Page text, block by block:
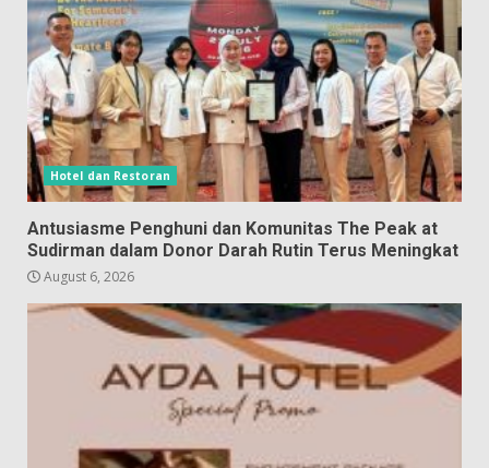
Hotel dan Restoran
Antusiasme Penghuni dan Komunitas The Peak at
Sudirman dalam Donor Darah Rutin Terus Meningkat
August 6, 2026